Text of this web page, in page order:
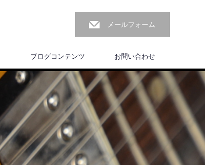
メールフォーム
ブログコンテンツ お問い合わせ